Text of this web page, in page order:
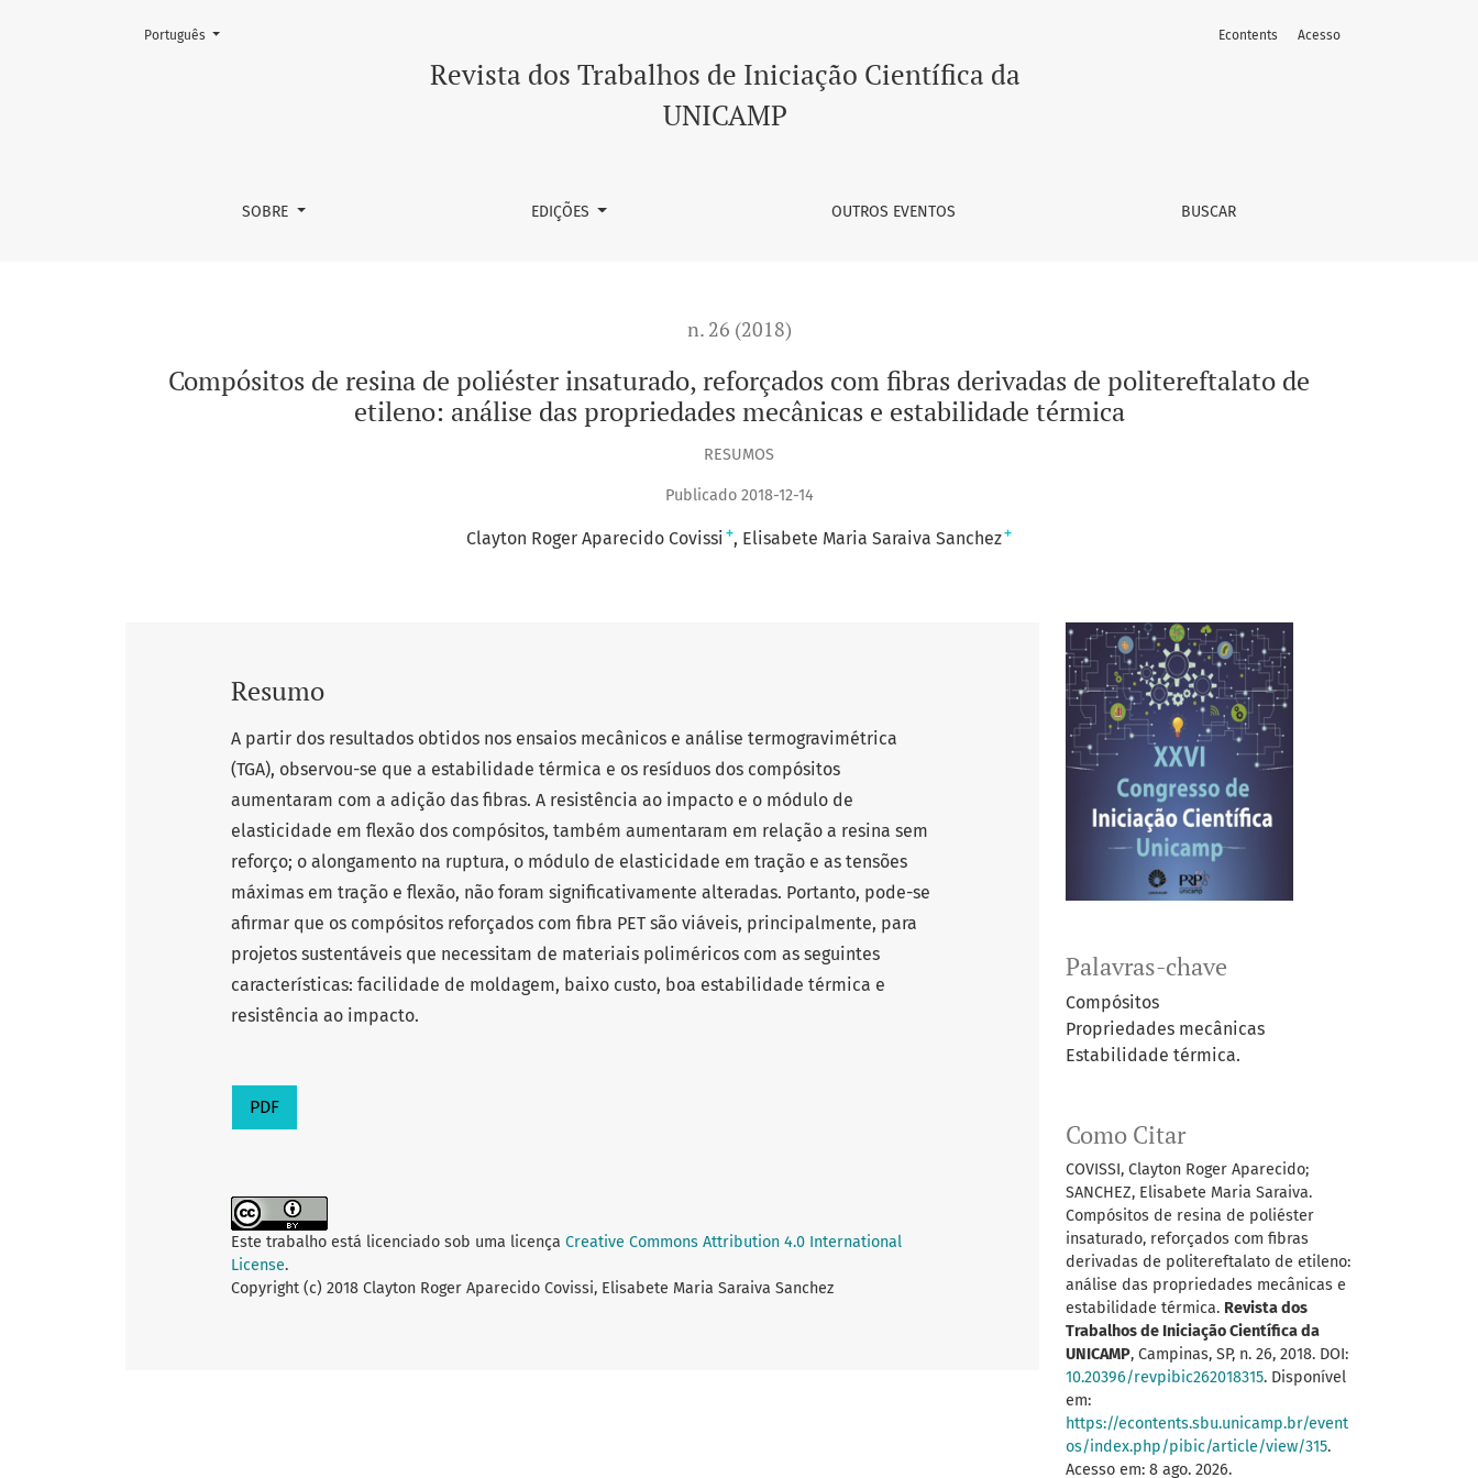
Compósitos de resina de poliéster insaturado, reforçados com fibras derivadas de politereftalato de etileno: análise das propriedades mecânicas e estabilidade
Revista dos Trabalhos de Iniciação Científica da
UNICAMP
SOBRE EDIÇÕES OUTROS EVENTOS BUSCAR
Econtents Acesso
Mudar o idioma. O atual é:
Português
n. 26 (2018)
Compósitos de resina de poliéster insaturado, reforçados com fibras derivadas de politereftalato de
etileno: análise das propriedades mecânicas e estabilidade térmica
RESUMOS
Publicado 2018-12-14
Clayton Roger Aparecido Covissi + Elisabete Maria Saraiva Sanchez+
Palavras-chave
Compósitos
Propriedades mecânicas
Estabilidade térmica.
Como Citar
COVISSI, Clayton Roger Aparecido;
SANCHEZ, Elisabete Maria Saraiva.
Compósitos de resina de poliéster
insaturado, reforçados com fibras
derivadas de politereftalato de etileno:
análise das propriedades mecânicas e
estabilidade térmica. Revista dos
Trabalhos de Iniciação Científica da
UNICAMP, Campinas, SP, n. 26, 2018. DOI:
10.20396/revpibic262018315. Disponível
em:
https://econtents.sbu.unicamp.br/event
os/index.php/pibic/article/view/315.
Acesso em: 8 ago. 2026.
Resumo
A partir dos resultados obtidos nos ensaios mecânicos e análise termogravimétrica
(TGA), observou-se que a estabilidade térmica e os resíduos dos compósitos
aumentaram com a adição das fibras. A resistência ao impacto e o módulo de
elasticidade em flexão dos compósitos, também aumentaram em relação a resina sem
reforço; o alongamento na ruptura, o módulo de elasticidade em tração e as tensões
máximas em tração e flexão, não foram significativamente alteradas. Portanto, pode-se
afirmar que os compósitos reforçados com fibra PET são viáveis, principalmente, para
projetos sustentáveis que necessitam de materiais poliméricos com as seguintes
características: facilidade de moldagem, baixo custo, boa estabilidade térmica e
resistência ao impacto.
PDF
Este trabalho está licenciado sob uma licença Creative Commons Attribution 4.0 International
License.
Copyright (c) 2018 Clayton Roger Aparecido Covissi, Elisabete Maria Saraiva Sanchez